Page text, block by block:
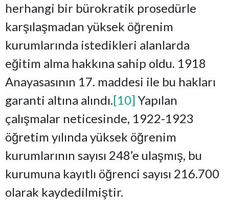
herhangi bir bürokratik prosedürle
karşılaşmadan yüksek öğrenim
kurumlarında istedikleri alanlarda
eğitim alma hakkına sahip oldu. 1918
Anayasasının 17. maddesi ile bu hakları
garanti altına alındı.[10] Yapılan
çalışmalar neticesinde, 1922-1923
öğretim yılında yüksek öğrenim
kurumlarının sayısı 248’e ulaşmış, bu
kurumuna kayıtlı öğrenci sayısı 216.700
olarak kaydedilmiştir.